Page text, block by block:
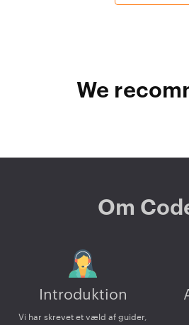
We
Om
Introduktion
Vi har skrevet et væld af guider,